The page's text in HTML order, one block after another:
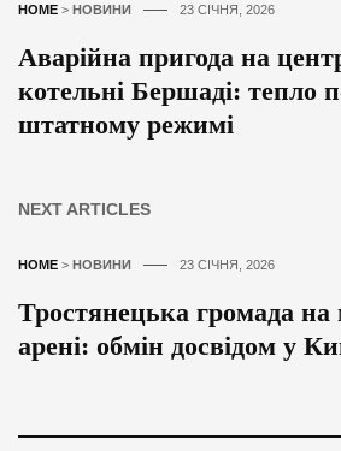
HOME > НОВИНИ 23 СІЧНЯ, 2026
Аварійна пригода на
котельні Бершаді: тепло
штатному режимі
NEXT ARTICLES
HOME > НОВИНИ 23 СІЧНЯ, 2026
Тростянецька громада на
арені: обмін досвідом у